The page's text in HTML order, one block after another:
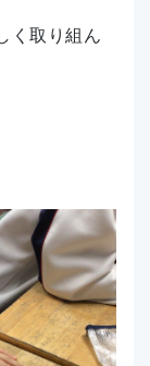
く取り組ん